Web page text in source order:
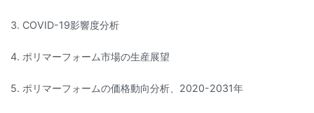
3. COVID-19影響度分析
4. ポリマーフォーム市場の生産展望
5. ポリマーフォームの価格動向分析、2020-2031年